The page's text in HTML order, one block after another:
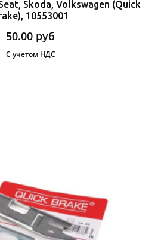
Skoda, Volkswagen (Quick
10553001
50.00 руб
С учетом НДС